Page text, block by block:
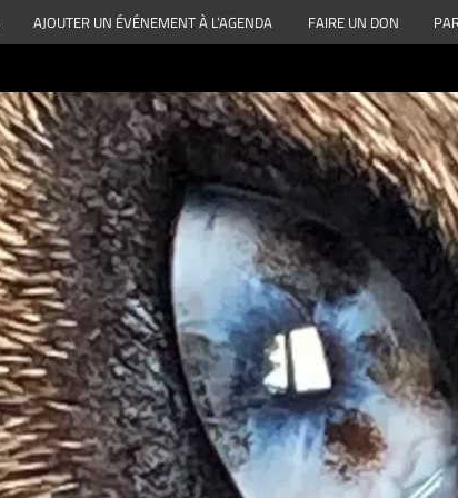
AJOUTER UN ÉVÉNEMENT À L’AGENDA FAIRE UN DON